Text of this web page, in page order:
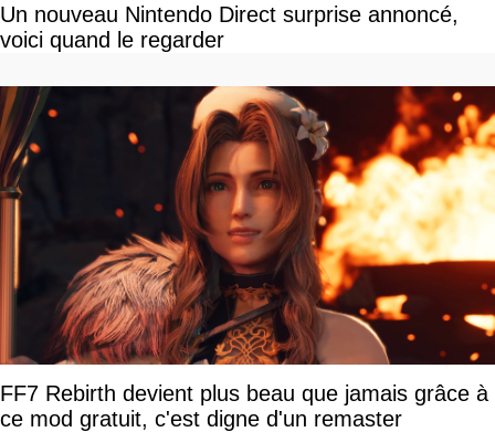
Un nouveau Nintendo Direct surprise annoncé,
voici quand le regarder
FF7 Rebirth devient plus beau que jamais grâce à
ce mod gratuit, c'est digne d'un remaster